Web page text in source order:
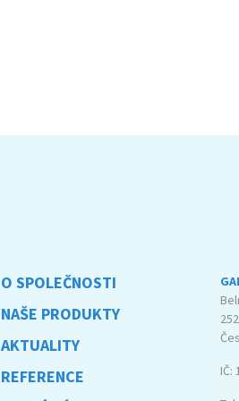
O SPOLEČNOSTI
NAŠE PRODUKTY
AKTUALITY
REFERENCE
IČ: